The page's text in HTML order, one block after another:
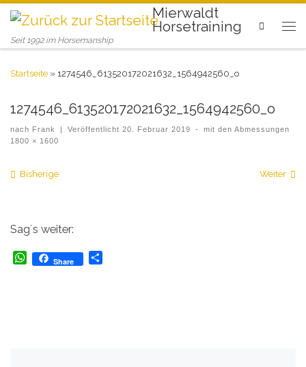
Mierwaldt
Horsetraining
Seit 1992 im Horsemanship
Search
Startseite » 1274546_613520172021632_1564942560_o
1274546_613520172021632_1564942560_o
nach Frank | Veröffentlicht20. Februar 2019 -
mit den Abmessungen
1800 × 1600
Bilder Navigation
Bisherige Weiter
Sag´s weiter:
W
Share